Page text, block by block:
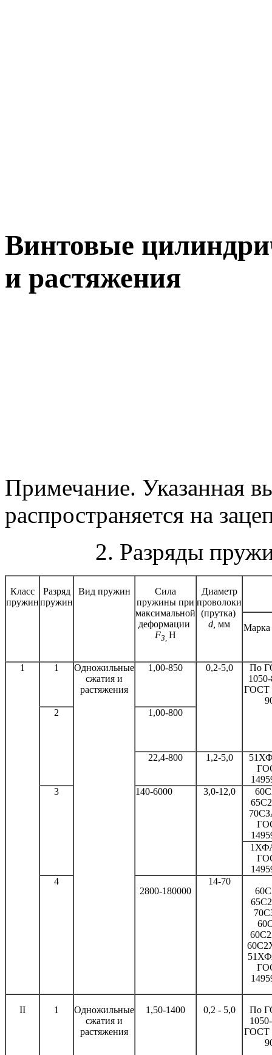
Винтовые
и растяжения
Примечание. Указанная
распространяется на
2. Разряды
Класс
пружин
Разряд
пружин
Вид пружин
Сила
пружины при
максимальной
деформации
F3, Н
Диаметр
проволоки
(прутка)
d, мм Марка
1 1 Одножильные
сжатия и
растяжения
1,00-850 0,2-5,0
По
ГОСТ
2
1,00-800
22,4-800 1,2-5,0
3
140-6000 3,0-12,0
4
2800-180000
14-70
II 1
Одножильные
сжатия и
растяжения
1,50-1400 0,2 - 5,0
По
ГОСТ